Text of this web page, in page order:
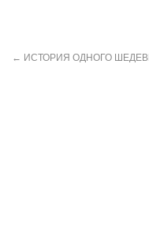
← ИСТОРИЯ ОДНОГО